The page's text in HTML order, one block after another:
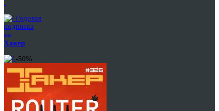
Годовая
подписка
на
Хакер
-50%